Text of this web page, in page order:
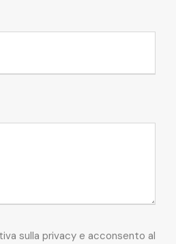
sulla privacy e acconsento al